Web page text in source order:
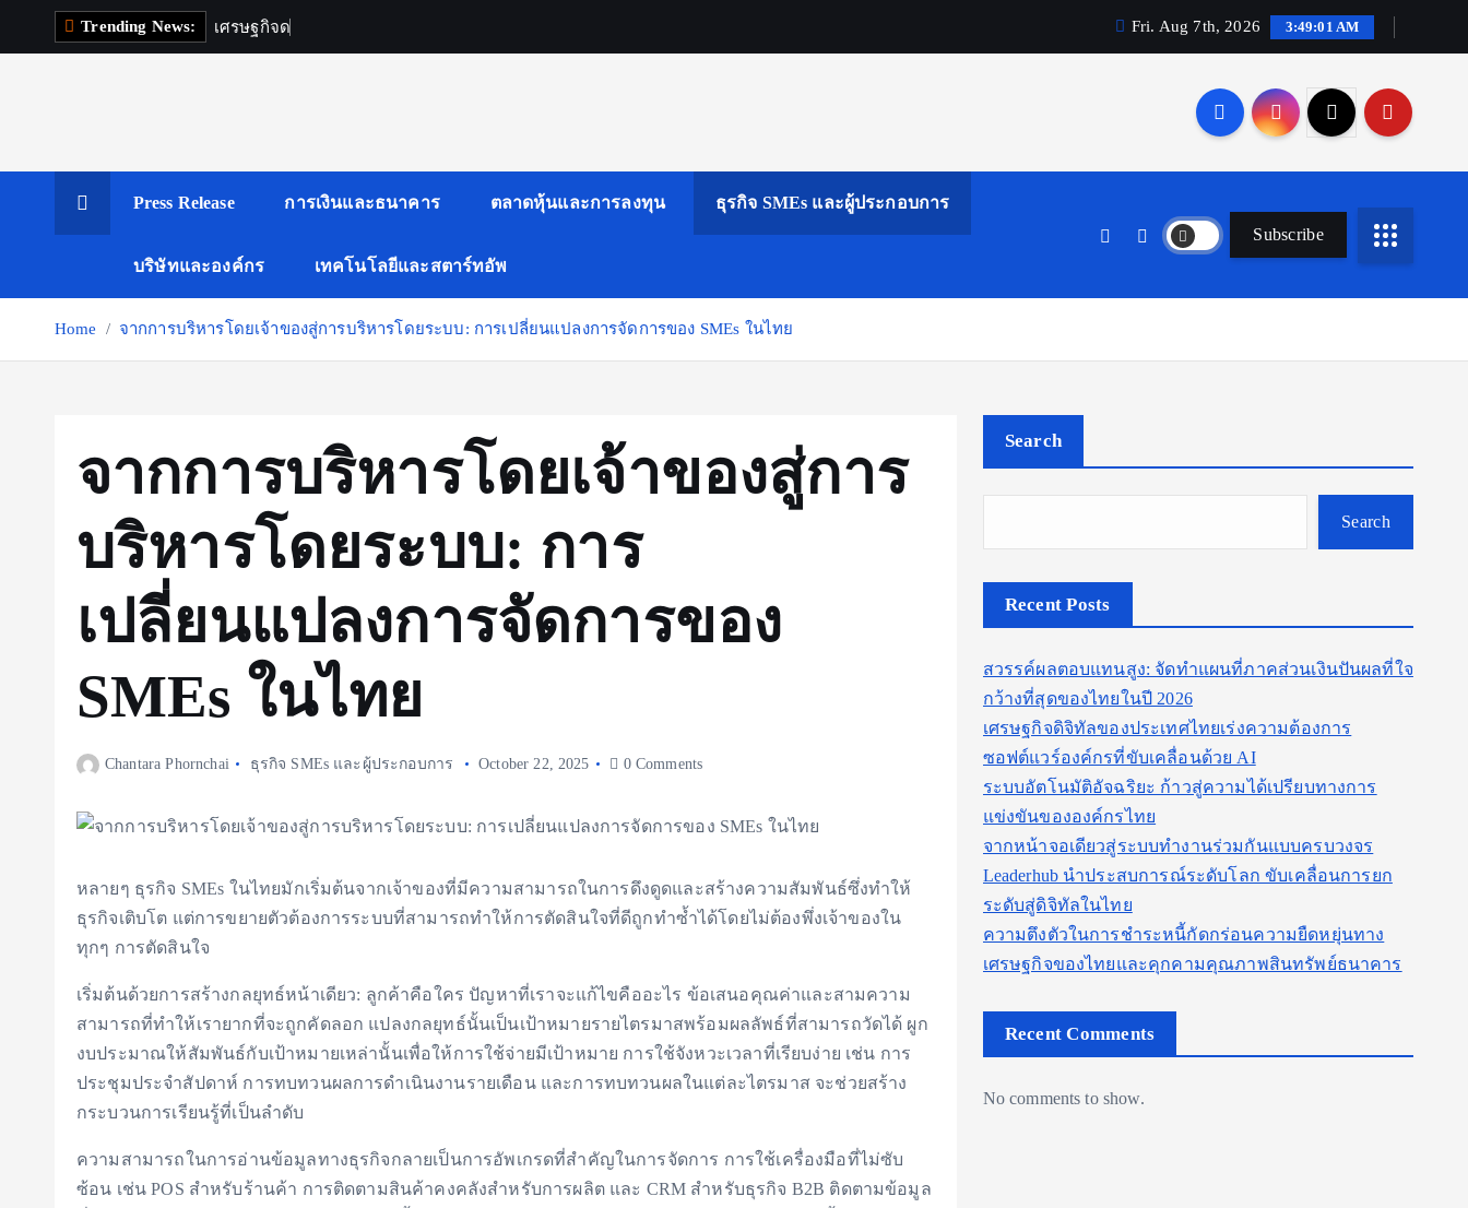
Trending News: เศรษฐกจด Fri. Aug 7th, 2026 3:49:02 AM
Press Release การเงินและธนาคาร ตลาดหุ้นและการลงทุน ธุรกิจ SMEs และผู้ประกอบการ
บริษัทและองค์กร เทคโนโลยีและสตาร์ทอัพ
Subscribe
Home จากการบริหารโดยเจ้าของสู่การบริหารโดยระบบ: การเปลี่ยนแปลงการจัดการของ SMEs ในไทย
จากการบริหารโดยเจ้าของสู่การ
บริหารโดยระบบ: การ
เปลี่ยนแปลงการจัดการของ
SMEs ในไทย
Chantara Phornchai ธุรกิจ SMEs และผู้ประกอบการ October 22, 2025 0 Comments
หลายๆ ธุรกิจ SMEs ในไทยมักเริ่มต้นจากเจ้าของที่มีความสามารถในการดึงดูดและสร้างความสัมพันธ์ซึ่งทำให้
ธุรกิจเติบโต แต่การขยายตัวต้องการระบบที่สามารถทำให้การตัดสินใจที่ดีถูกทำซ้ำได้โดยไม่ต้องพึ่งเจ้าของใน
ทุกๆ การตัดสินใจ
เริ่มต้นด้วยการสร้างกลยุทธ์หน้าเดียว: ลูกค้าคือใคร ปัญหาที่เราจะแก้ไขคืออะไร ข้อเสนอคุณค่าและสามความ
สามารถที่ทำให้เรายากที่จะถูกคัดลอก แปลงกลยุทธ์นั้นเป็นเป้าหมายรายไตรมาสพร้อมผลลัพธ์ที่สามารถวัดได้ ผูก
งบประมาณให้สัมพันธ์กับเป้าหมายเหล่านั้นเพื่อให้การใช้จ่ายมีเป้าหมาย การใช้จังหวะเวลาที่เรียบง่าย เช่น การ
ประชุมประจำสัปดาห์ การทบทวนผลการดำเนินงานรายเดือน และการทบทวนผลในแต่ละไตรมาส จะช่วยสร้าง
กระบวนการเรียนรู้ที่เป็นลำดับ
ความสามารถในการอ่านข้อมูลทางธุรกิจกลายเป็นการอัพเกรดที่สำคัญในการจัดการ การใช้เครื่องมือที่ไม่ซับ
ซ้อน เช่น POS สำหรับร้านค้า การติดตามสินค้าคงคลังสำหรับการผลิต และ CRM สำหรับธุรกิจ B2B ติดตามข้อมูล
Search
Search
Recent Posts
สวรรค์ผลตอบแทนสูง: จัดทำแผนที่ภาคส่วนเงินปันผลที่ใจ
กว้างที่สุดของไทยในปี 2026
เศรษฐกิจดิจิทัลของประเทศไทยเร่งความต้องการ
ซอฟต์แวร์องค์กรที่ขับเคลื่อนด้วย AI
ระบบอัตโนมัติอัจฉริยะ ก้าวสู่ความได้เปรียบทางการ
แข่งขันขององค์กรไทย
จากหน้าจอเดียวสู่ระบบทำงานร่วมกันแบบครบวงจร
Leaderhub นำประสบการณ์ระดับโลก ขับเคลื่อนการยก
ระดับสู่ดิจิทัลในไทย
ความตึงตัวในการชำระหนี้กัดกร่อนความยืดหยุ่นทาง
เศรษฐกิจของไทยและคุกคามคุณภาพสินทรัพย์ธนาคาร
Recent Comments
No comments to show.